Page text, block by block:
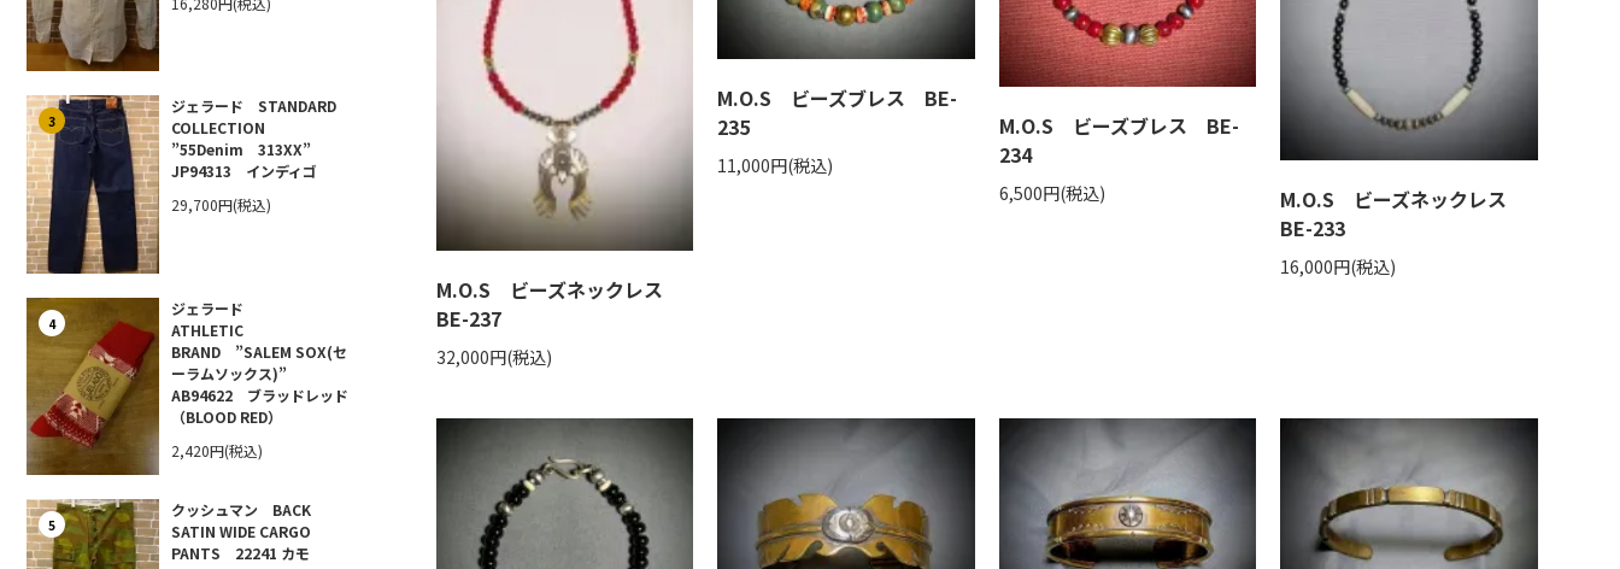
3
ジェラード STANDARD
COLLECTION
”55Denim 313XX”
JP94313 インディゴ
29,700円(税込)
4
ジェラード
ATHLETIC
BRAND ”SALEM SOX(セ
ーラムソックス)”
AB94622 ブラッドレッド
（BLOOD RED）
2,420円(税込)
5
クッシュマン BACK
SATIN WIDE CARGO
PANTS 22241 カモ
M.O.S ビーズネックレス
BE-237
32,000円(税込)
M.O.S ビーズブレス BE-
235
11,000円(税込)
M.O.S ビーズブレス BE-
234
6,500円(税込)
M.O.S ビーズネックレス
BE-233
16,000円(税込)